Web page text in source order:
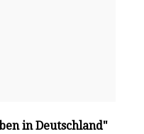
in Deutschland"